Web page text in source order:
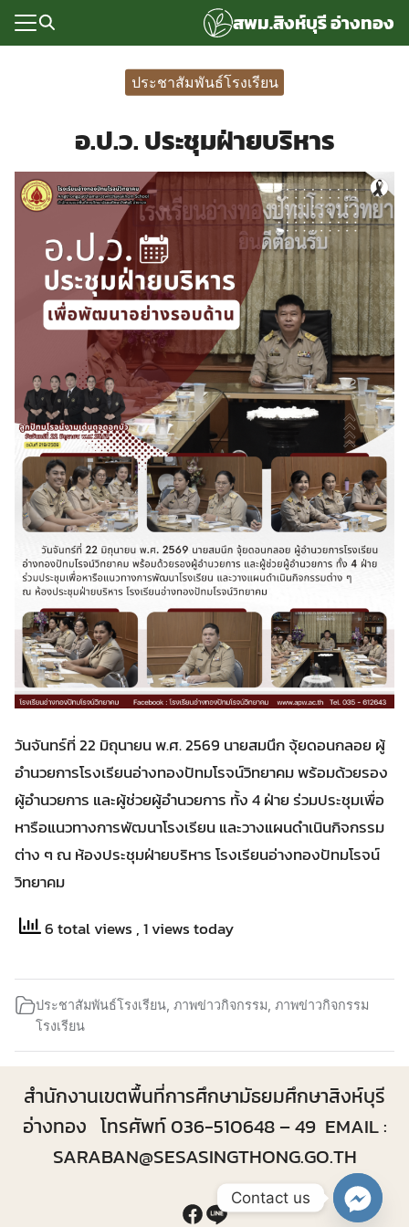
Skip
สพม.สิงห์บุรี อ่างทอง
นฐาน
ด์กลุ่มงาน
ประชาสัมพันธ์โรงเรียน
อ.ป.ว. ประชุมฝ่ายบริหาร
วันจันทร์ที่ 22 มิถุนายน พ.ศ. 2569 นายสมนึก จุ้ยดอนกลอย ผู้
อำนวยการโรงเรียนอ่างทองปัทมโรจน์วิทยาคม พร้อมด้วยรอง
ผู้อำนวยการ และผู้ช่วยผู้อำนวยการ ทั้ง 4 ฝ่าย ร่วมประชุมเพื่อ
หารือแนวทางการพัฒนาโรงเรียน และวางแผนดำเนินกิจกรรม
ต่าง ๆ ณ ห้องประชุมฝ่ายบริหาร โรงเรียนอ่างทองปัทมโรจน์
วิทยาคม
6 total views , 1 views today
ประชาสัมพันธ์โรงเรียน, ภาพข่าวกิจกรรม, ภาพข่าวกิจกรรม
โรงเรียน
สำนักงานเขตพื้นที่การศึกษามัธยมศึกษาสิงห์บุรี
อ่างทอง โทรศัพท์ 036-510648 – 49 EMAIL :
SARABAN@SESASINGTHONG.GO.TH
Contact us